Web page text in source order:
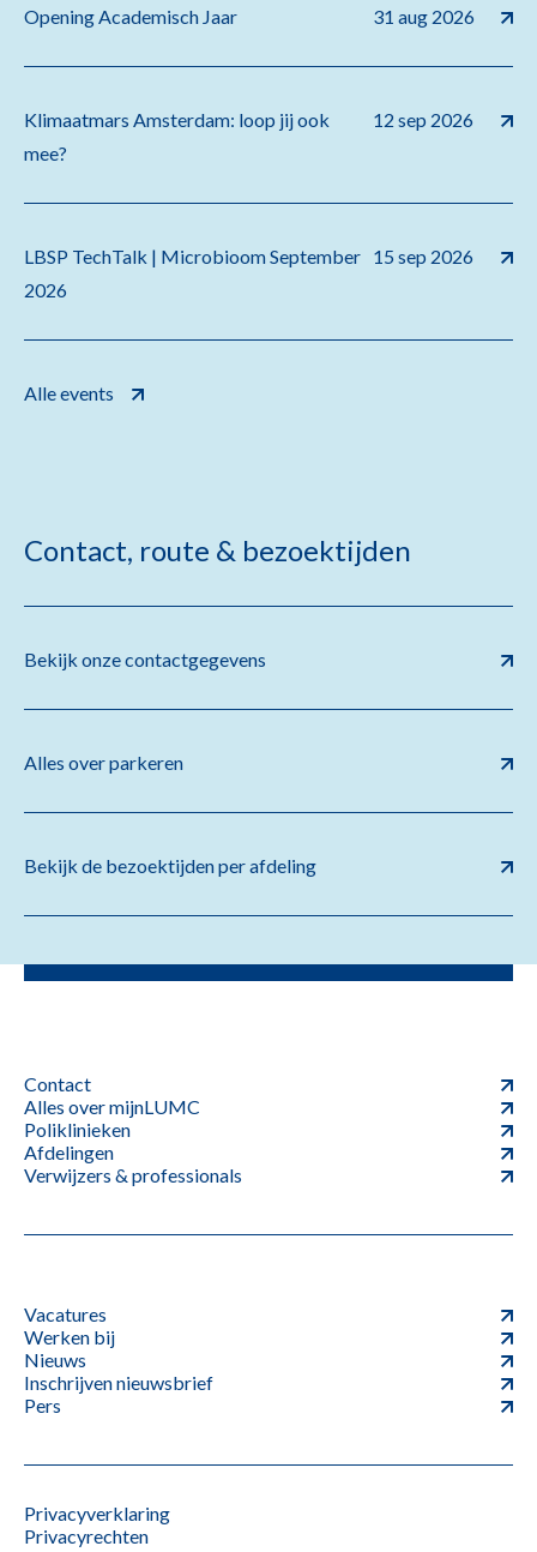
Alle events
Opening Academisch Jaar 31 aug 2026
Klimaatmars Amsterdam: loop jij ook
mee?
12 sep 2026
LBSP TechTalk | Microbioom September
2026
15 sep 2026
Contact, route & bezoektijden
Bekijk onze contactgegevens
Alles over parkeren
Bekijk de bezoektijden per afdeling
Contact
Alles over mijnLUMC
Poliklinieken
Afdelingen
Verwijzers & professionals
Vacatures
Werken bij
Nieuws
Inschrijven nieuwsbrief
Pers
Privacyverklaring
Privacyrechten